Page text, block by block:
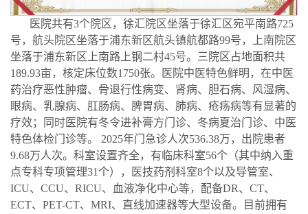
医院共有3个院区，徐汇院区坐落于徐汇区宛平南路725
号，航头院区坐落于浦东新区航头镇航都路99号，上南院区
坐落于浦东新区上南路上钢二村45号。三院区占地面积共
189.93亩，核定床位数1750张。医院中医特色鲜明，在中医
药治疗恶性肿瘤、骨退行性病变、肾病、胆石病、风湿病、
眼病、乳腺病、肛肠病、脾胃病、肺病、疮疡病等有显著的
疗效；同时医院有冬令进补膏方门诊、冬病夏治门诊、中医
特色体检门诊等。 2025年门急诊人次536.38万，出院患者
9.68万人次。科室设置齐全，有临床科室56个（其中纳入重
点专科专项管理31个），医技药剂科室8个以及导管室、
ICU、CCU、RICU、血液净化中心等，配备DR、CT、
ECT、PET-CT、MRI、直线加速器等大型设备。目前拥有